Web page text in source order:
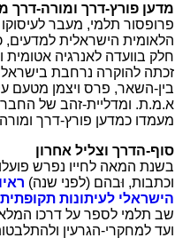
מדען פורץ-דרך ומורה-דרך
פרופסור תלמי, מעבר
הלאומית הישראלית למדעים,
חלק בוועדה לאנרגיה אטומית
זכתה להוקרה נרחבת בישראל
בין-השאר, פרס ויצמן מטעם
א.מ.ת. ומדליית-זהב של
מעמדו כמדען פורץ-דרך
סוף-הדרך וצליל אחרון
בשנת המאה לחייו נפרש
וכתבות, וּבהם (לפני שנה)
הישראלי לעיתונות תקופתית
שב תלמי לספר על דרכו
ועד למחקרי-הגרעין